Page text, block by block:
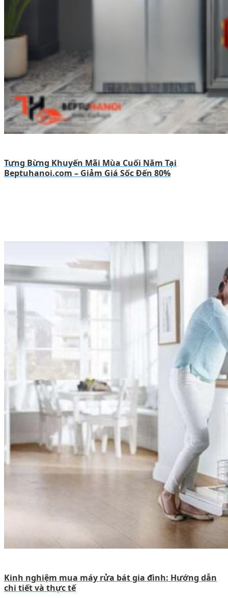
Tưng Bừng Khuyến Mãi Mùa Cuối Năm Tại
Beptuhanoi.com – Giảm Giá Sốc Đến 80%
Kinh nghiệm mua máy rửa bát gia đình: Hướng dẫn
chi tiết và thực tế